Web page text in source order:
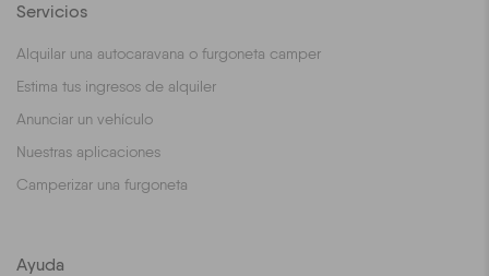
Servicios
Alquilar una autocaravana o furgoneta camper
Estima tus ingresos de alquiler
Anunciar un vehículo
Nuestras aplicaciones
Camperizar una furgoneta
Ayuda